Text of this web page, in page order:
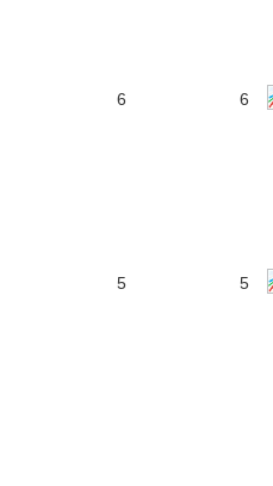
6 6
5 5